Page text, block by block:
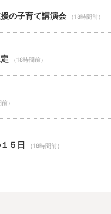
の子育て講演会 （18時間前）
（18時間前）
）
５日 （18時間前）